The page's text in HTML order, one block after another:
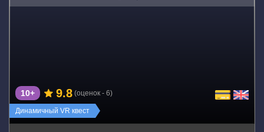
Динамичный VR квест
10+ 9.8 (оценок - 6)